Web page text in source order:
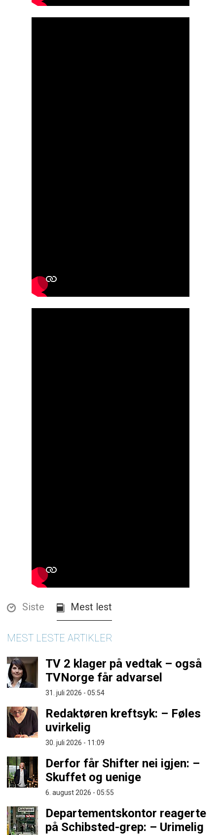
Siste Mest lest
MEST LESTE ARTIKLER
TV 2 klager på vedtak – også
TVNorge får advarsel
31. juli 2026 - 05:54
Redaktøren kreftsyk: – Føles
uvirkelig
30. juli 2026 - 11:09
Derfor får Shifter nei igjen: –
Skuffet og uenige
6. august 2026 - 05:55
Departementskontor reagerte
på Schibsted-grep: – Urimelig